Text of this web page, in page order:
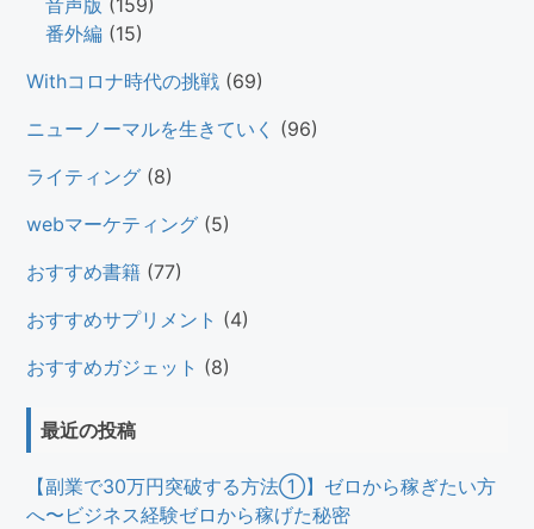
音声版 (159)
番外編 (15)
Withコロナ時代の挑戦 (69)
ニューノーマルを生きていく (96)
ライティング (8)
webマーケティング (5)
おすすめ書籍 (77)
おすすめサプリメント (4)
おすすめガジェット (8)
最近の投稿
【副業で30万円突破する方法①】ゼロから稼ぎたい方
へ〜ビジネス経験ゼロから稼げた秘密